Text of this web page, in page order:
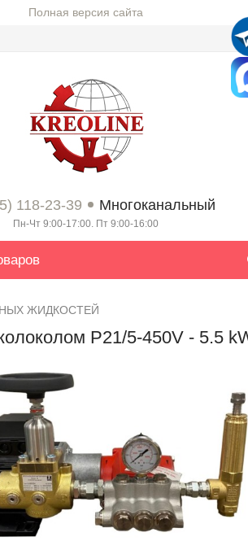
Полная версия сайта
118-23-39 Многоканальный
Пн-Чт 9:00-17:00. Пт 9:00-16:00
ЖИДКОСТЕЙ
P21/5-450V - 5.5